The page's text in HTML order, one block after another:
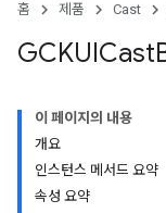
홈 제품 Cast
GCKUICast
이 페이지의 내용
개요
인스턴스 메서드 요약
속성 요약